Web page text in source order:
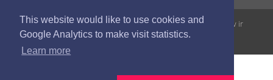
This website would like to use cookies and
Google Analytics to make visit statistics.
Learn more
Visas tiesības rezervētas. Pārpublicēšanas gadījumā saite uz athletics.lv ir
obligāta.